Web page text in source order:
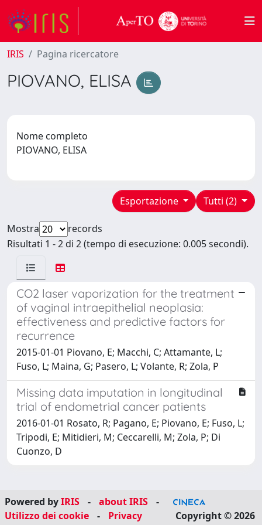
IRIS Pagina ricercatore
PIOVANO, ELISA
Nome completo
PIOVANO, ELISA
Tutti (2)
Esportazione
Mostra
records
Risultati 1 - 2 di 2 (tempo di esecuzione: 0.005 secondi).
CO2 laser vaporization for the treatment
of vaginal intraepithelial neoplasia:
effectiveness and predictive factors for
recurrence
2015-01-01 Piovano, E; Macchi, C; Attamante, L;
Fuso, L; Maina, G; Pasero, L; Volante, R; Zola, P
Missing data imputation in longitudinal
trial of endometrial cancer patients
2016-01-01 Rosato, R; Pagano, E; Piovano, E; Fuso, L;
Tripodi, E; Mitidieri, M; Ceccarelli, M; Zola, P; Di
Cuonzo, D
Powered byIRIS - about IRIS
-
Utilizzo dei cookie
- Privacy Copyright © 2026